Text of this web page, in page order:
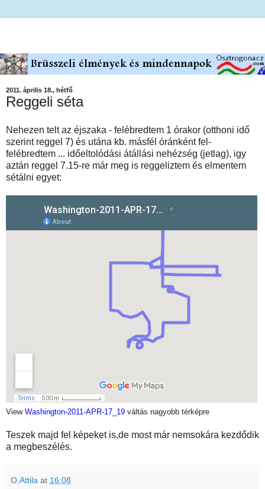
2011. április 18., hétfő
Reggeli séta
Nehezen telt az éjszaka - felébredtem 1 órakor (otthoni idő
szerint reggel 7) és utána kb. másfél óránként fel-
felébredtem ... időeltolódási átállási nehézség (jetlag), igy
aztán reggel 7.15-re már meg is reggeliztem és elmentem
sétálni egyet:
View Washington-2011-APR-17_19 váltás nagyobb térképre
Teszek majd fel képeket is,de most már nemsokára kezdődik
a megbeszélés.
O.Attila at 16:08